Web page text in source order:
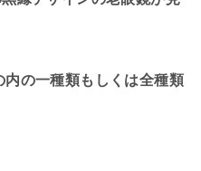
の一種類もしくは全種類